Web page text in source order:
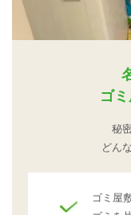
ゴ
秘
どん
ゴミ屋